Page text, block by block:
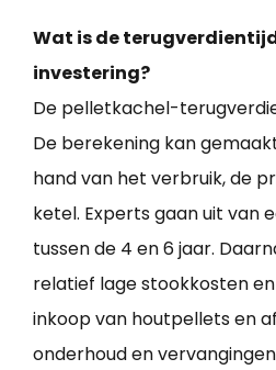
Wat is de
investering?
De pelletkachel-
De berekening kan
hand van het verbruik, de
ketel. Experts gaan uit van
tussen de 4 en 6 jaar.
relatief lage stookkosten
inkoop van houtpellets en
onderhoud en